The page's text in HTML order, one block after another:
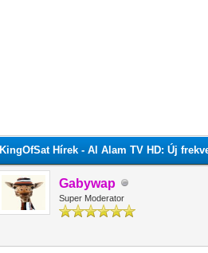
KingOfSat Hírek - Al Alam TV HD: Új
Gabywap
Super Moderator